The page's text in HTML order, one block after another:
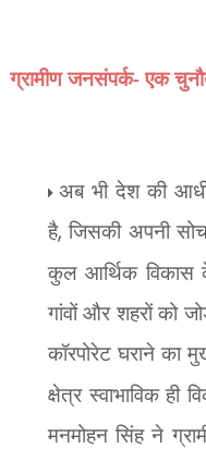
ग्रामीण जनसंपर्क- एक
अब भी देश की
है,जिसकी अपनी
कुल आर्थिक विकास
गांवों और शहरों को
कॉरपोरेट घराने का
क्षेत्र स्वाभाविक
मनमोहन सिंह ने